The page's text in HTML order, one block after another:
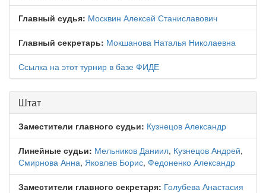
Главный судья: Москвин Алексей Станиславович
Главный секретарь: Мокшанова Наталья Николаевна
Ссылка на этот турнир в базе ФИДЕ
Штат
Заместители главного судьи: Кузнецов Александр
Линейные судьи: Мельников Даниил, Кузнецов Андрей,
Смирнова Анна, Яковлев Борис, Федоненко Александр
Заместители главного секретаря: Голубева Анастасия